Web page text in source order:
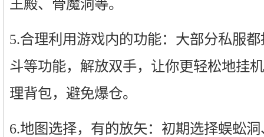
王殿、骨魔洞等。
5.合理利用游戏内的功能：大部分私服
斗等功能，解放双手，让你更轻松地挂
理背包，避免爆仓。
6.地图选择，有的放矢：初期选择蜈蚣